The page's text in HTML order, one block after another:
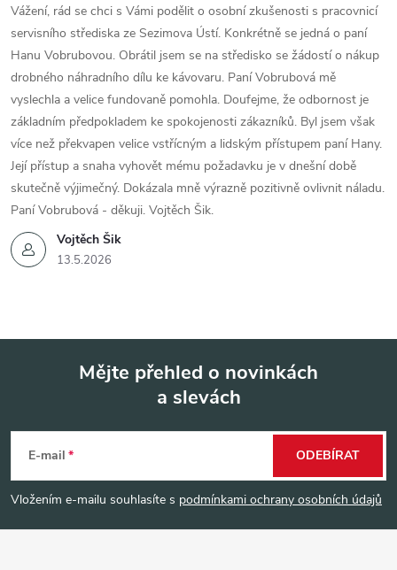
Vojtěch Šik
13.5.2026
Vážení, rád se chci s Vámi podělit o osobní zkušenosti s pracovnicí
servisního střediska ze Sezimova Ústí. Konkrétně se jedná o paní
Hanu Vobrubovou. Obrátil jsem se na středisko se žádostí o nákup
drobného náhradního dílu ke kávovaru. Paní Vobrubová mě
vyslechla a velice fundovaně pomohla. Doufejme, že odbornost je
základním předpokladem ke spokojenosti zákazníků. Byl jsem však
více než překvapen velice vstřícným a lidským přístupem paní Hany.
Její přístup a snaha vyhovět mému požadavku je v dnešní době
skutečně výjimečný. Dokázala mně výrazně pozitivně ovlivnit náladu.
Paní Vobrubová - děkuji. Vojtěch Šik.
p
a
Mějte přehled o novinkách
a slevách
E-mail
Vložením e-mailu souhlasíte s podmínkami ochrany osobních údajů
ODEBÍRAT